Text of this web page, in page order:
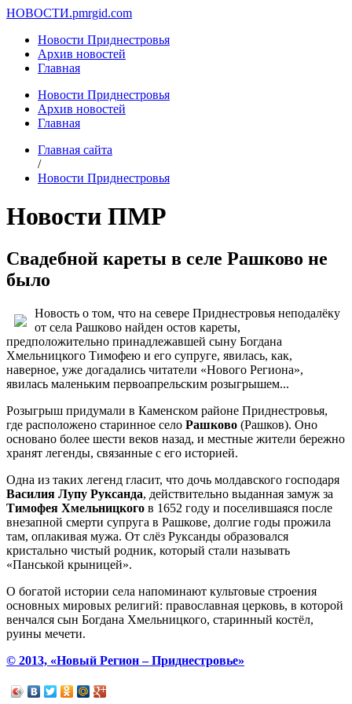
НОВОСТИ.pmrgid.com
Новости Приднестровья
Архив новостей
Главная
Новости Приднестровья
Архив новостей
Главная
Главная сайта
/
Новости Приднестровья
Новости ПМР
Свадебной кареты в селе Рашково не
было
Новость о том, что на севере Приднестровья неподалёку
от села Рашково найден остов кареты,
предположительно принадлежавшей сыну Богдана
Хмельницкого Тимофею и его супруге, явилась, как,
наверное, уже догадались читатели «Нового Региона»,
явилась маленьким первоапрельским розыгрышем...
Розыгрыш придумали в Каменском районе Приднестровья,
где расположено старинное село Рашково (Рашков). Оно
основано более шести веков назад, и местные жители бережно
хранят легенды, связанные с его историей.
Одна из таких легенд гласит, что дочь молдавского господаря
Василия Лупу Руксанда, действительно выданная замуж за
Тимофея Хмельницкого в 1652 году и поселившаяся после
внезапной смерти супруга в Рашкове, долгие годы прожила
там, оплакивая мужа. От слёз Руксанды образовался
кристально чистый родник, который стали называть
«Панськой крыницей».
О богатой истории села напоминают культовые строения
основных мировых религий: православная церковь, в которой
венчался сын Богдана Хмельницкого, старинный костёл,
руины мечети.
© 2013, «Новый Регион – Приднестровье»